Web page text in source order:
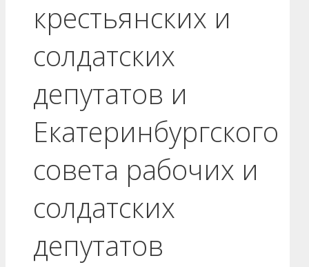
крестьянских и
солдатских
депутатов и
Екатеринбургского
совета рабочих и
солдатских
депутатов